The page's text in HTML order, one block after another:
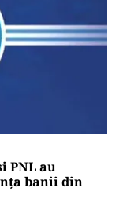
PNL au
banii din